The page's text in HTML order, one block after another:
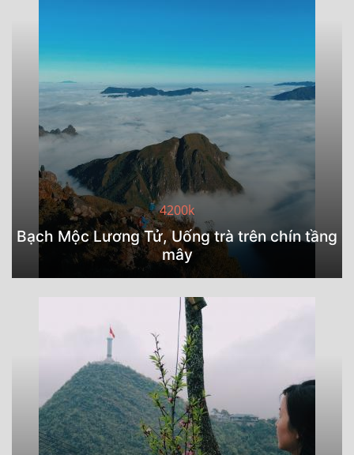
4200k
Bạch Mộc Lương Tử, Uống trà trên chín tầng
mây